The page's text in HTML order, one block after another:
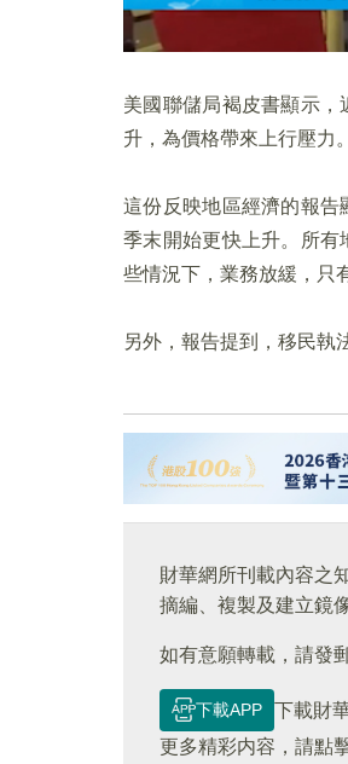
美國聯儲局褐皮書顯示
升，為價格帶來上行壓力。
這份反映地區經濟的報告
季末開始更快上升。所
些情況下，業務放緩，只
另外，報告提到，移民執
財華網所刊載內容之
摘編、複製及建立鏡
如有意願轉載，請發
下載APP
下載財
更多精彩内容，請點